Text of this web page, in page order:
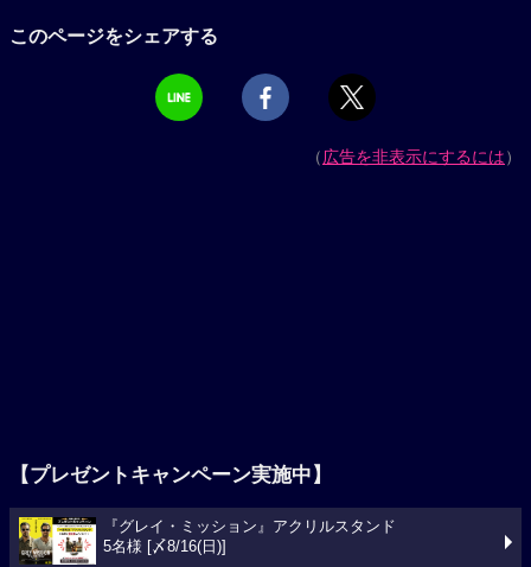
このページをシェアする
（広告を非表示にするには）
【プレゼントキャンペーン実施中】
『グレイ・ミッション』アクリルスタンド
5名様 [〆8/16(日)]